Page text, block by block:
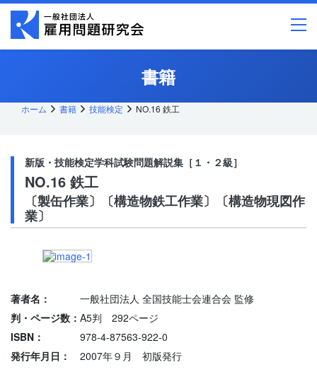
メ
ン
書籍
ホーム 書籍 技能検定 NO.16 鉄工
新版・技能検定学科試験問題解説集［１・２級］
NO.16 鉄工
〔製缶作業〕〔構造物鉄工作業〕〔構造物現図作
業〕
著者名：
一般社団法人 全国技能士会連合会 監修
判・ページ数： A5判 292ページ
ISBN：
978-4-87563-922-0
発行年月日：
2007年９月 初版発行